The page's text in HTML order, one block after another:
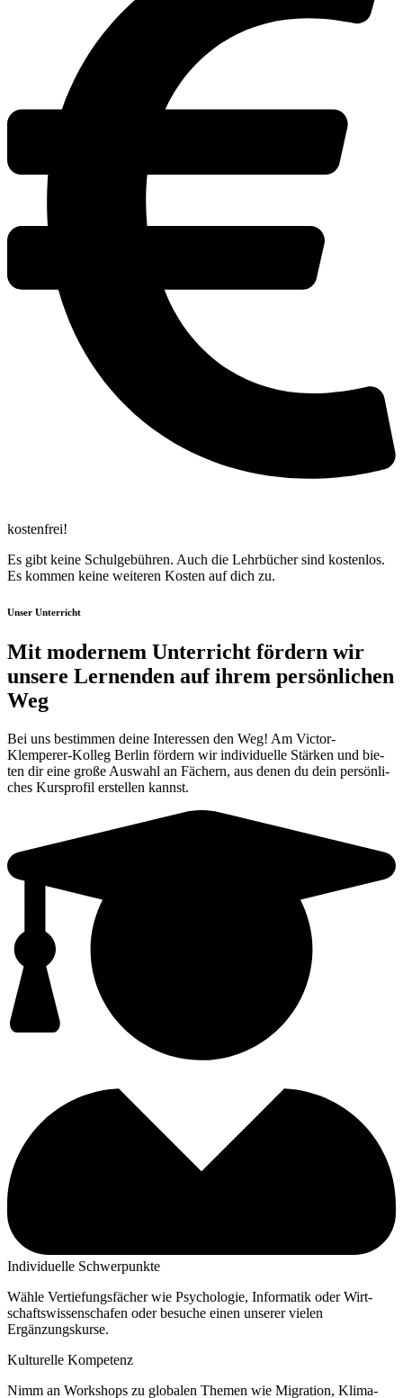
kostenfrei!
Es gibt kei­ne Schul­ge­büh­ren. Auch die Lehr­bü­cher sind kos­ten­los.
Es kom­men kei­ne wei­te­ren Kos­ten auf dich zu.
Unser Unterricht
Mit modernem Unterricht fördern wir
unsere Lernenden auf ihrem persönlichen
Weg
Bei uns bestim­men dei­ne Inter­es­sen den Weg! Am Victor-
Klemperer-Kolleg Ber­lin för­dern wir indi­vi­du­el­le Stär­ken und bie­
ten dir eine gro­ße Aus­wahl an Fächern, aus denen du dein per­sön­li­
ches Kurs­pro­fil erstel­len kannst.
Indi­vi­du­el­le Schwerpunkte
Wäh­le Ver­tie­fungs­fä­cher wie Psy­cho­lo­gie, Infor­ma­tik oder Wirt­
schafts­wis­sen­scha­fen oder besu­che einen unse­rer vie­len
Ergänzungskurse.
Kul­tu­rel­le Kompetenz
Nimm an Work­shops zu glo­ba­len The­men wie Migra­ti­on, Kli­ma­